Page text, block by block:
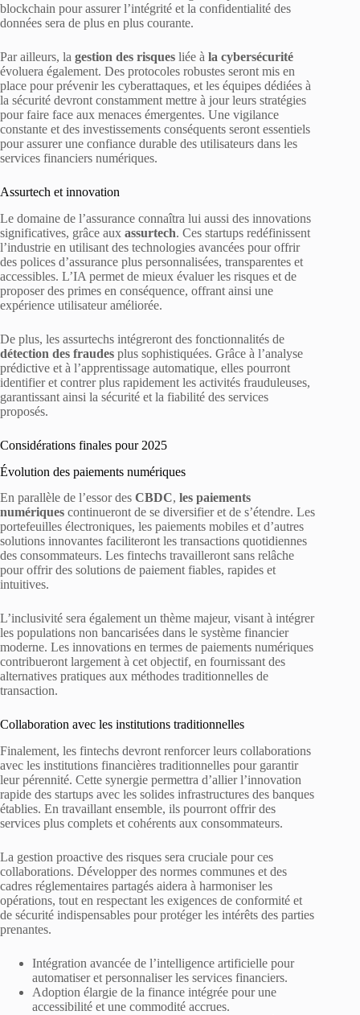
blockchain pour assurer l’intégrité et la confidentialité des
données sera de plus en plus courante.
Par ailleurs, la gestion des risques liée à la cybersécurité
évoluera également. Des protocoles robustes seront mis en
place pour prévenir les cyberattaques, et les équipes dédiées à
la sécurité devront constamment mettre à jour leurs stratégies
pour faire face aux menaces émergentes. Une vigilance
constante et des investissements conséquents seront essentiels
pour assurer une confiance durable des utilisateurs dans les
services financiers numériques.
Assurtech et innovation
Le domaine de l’assurance connaîtra lui aussi des innovations
significatives, grâce aux assurtech. Ces startups redéfinissent
l’industrie en utilisant des technologies avancées pour offrir
des polices d’assurance plus personnalisées, transparentes et
accessibles. L’IA permet de mieux évaluer les risques et de
proposer des primes en conséquence, offrant ainsi une
expérience utilisateur améliorée.
De plus, les assurtechs intégreront des fonctionnalités de
détection des fraudes plus sophistiquées. Grâce à l’analyse
prédictive et à l’apprentissage automatique, elles pourront
identifier et contrer plus rapidement les activités frauduleuses,
garantissant ainsi la sécurité et la fiabilité des services
proposés.
Considérations finales pour 2025
Évolution des paiements numériques
En parallèle de l’essor des CBDC, les paiements
numériques continueront de se diversifier et de s’étendre. Les
portefeuilles électroniques, les paiements mobiles et d’autres
solutions innovantes faciliteront les transactions quotidiennes
des consommateurs. Les fintechs travailleront sans relâche
pour offrir des solutions de paiement fiables, rapides et
intuitives.
L’inclusivité sera également un thème majeur, visant à intégrer
les populations non bancarisées dans le système financier
moderne. Les innovations en termes de paiements numériques
contribueront largement à cet objectif, en fournissant des
alternatives pratiques aux méthodes traditionnelles de
transaction.
Collaboration avec les institutions traditionnelles
Finalement, les fintechs devront renforcer leurs collaborations
avec les institutions financières traditionnelles pour garantir
leur pérennité. Cette synergie permettra d’allier l’innovation
rapide des startups avec les solides infrastructures des banques
établies. En travaillant ensemble, ils pourront offrir des
services plus complets et cohérents aux consommateurs.
La gestion proactive des risques sera cruciale pour ces
collaborations. Développer des normes communes et des
cadres réglementaires partagés aidera à harmoniser les
opérations, tout en respectant les exigences de conformité et
de sécurité indispensables pour protéger les intérêts des parties
prenantes.
Intégration avancée de l’intelligence artificielle pour
automatiser et personnaliser les services financiers.
Adoption élargie de la finance intégrée pour une
accessibilité et une commodité accrues.